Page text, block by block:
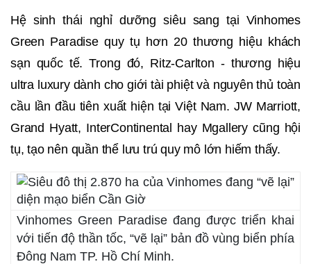
Hệ sinh thái nghỉ dưỡng siêu sang tại Vinhomes
Green Paradise quy tụ hơn 20 thương hiệu khách
sạn quốc tế. Trong đó, Ritz-Carlton - thương hiệu
ultra luxury dành cho giới tài phiệt và nguyên thủ toàn
cầu lần đầu tiên xuất hiện tại Việt Nam. JW Marriott,
Grand Hyatt, InterContinental hay Mgallery cũng hội
tụ, tạo nên quần thể lưu trú quy mô lớn hiếm thấy.
Vinhomes Green Paradise đang được triển khai
với tiến độ thần tốc, “vẽ lại” bản đồ vùng biển phía
Đông Nam TP. Hồ Chí Minh.